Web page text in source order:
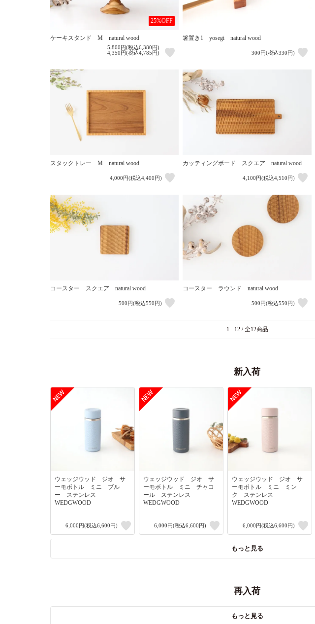
25%OFF
ケーキスタンド M natural wood
5,800円(税込6,380円)
4,350円(税込4,785円)
箸置き1 yosegi natural wood
300円(税込330円)
スタックトレー M natural wood
4,000円(税込4,400円)
カッティングボード スクエア natural wood
4,100円(税込4,510円)
コースター スクエア natural wood
500円(税込550円)
コースター ラウンド natural wood
500円(税込550円)
1 - 12 / 全12商品
新入荷
ウェッジウッド ジオ サ
ーモボトル ミニ ブル
ー ステンレス
WEDGWOOD
6,000円(税込6,600円)
ウェッジウッド ジオ サ
ーモボトル ミニ チャコ
ール ステンレス
WEDGWOOD
6,000円(税込6,600円)
ウェッジウッド ジオ サ
ーモボトル ミニ ミン
ク ステンレス
WEDGWOOD
6,000円(税込6,600円)
もっと見る
再入荷
もっと見る